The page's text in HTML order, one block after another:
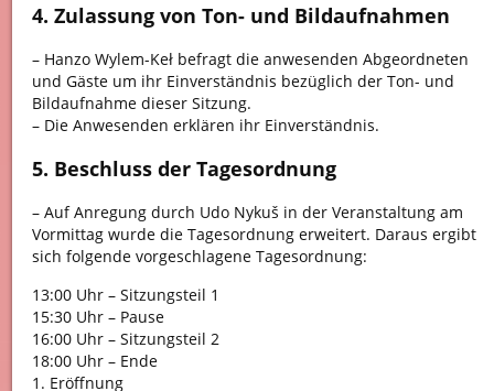
4. Zulassung von Ton- und Bildaufnahmen
– Hanzo Wylem-Keł befragt die anwesenden Abgeordneten
und Gäste um ihr Einverständnis bezüglich der Ton- und
Bildaufnahme dieser Sitzung.
– Die Anwesenden erklären ihr Einverständnis.
5. Beschluss der Tagesordnung
– Auf Anregung durch Udo Nykuš in der Veranstaltung am
Vormittag wurde die Tagesordnung erweitert. Daraus ergibt
sich folgende vorgeschlagene Tagesordnung:
13:00 Uhr – Sitzungsteil 1
15:30 Uhr – Pause
16:00 Uhr – Sitzungsteil 2
18:00 Uhr – Ende
1. Eröffnung